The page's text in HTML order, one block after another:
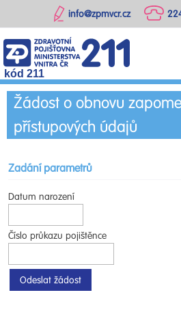
info@zpmvcr.cz
kód 211
Žádost o obnovu
přístupových údajů
Zadání parametrů
Datum narození
Číslo průkazu pojištěnce